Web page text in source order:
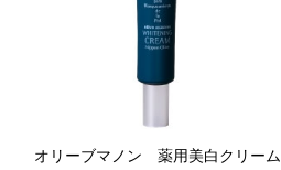
オリーブマノン 薬用美白クリーム